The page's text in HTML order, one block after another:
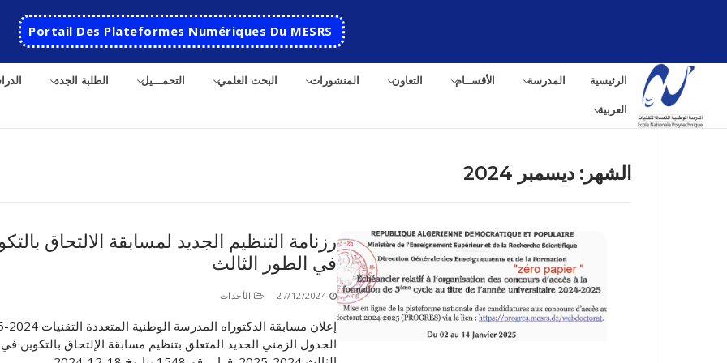
Portail Des Plateformes Numériques Du MESRS
الرئيسية المدرسة الأقســام التعاون المنشورات البحث العلمي التحمـــيل الطلبة الجدد
العربية
مقدمة عن المدرسة
تاريخ المدرسة
الأقســام
الشهر: ديسمبر 2024
رزنامة التنظيم الجديد لمسابقة الالتحاق
في الطور الثالث
27/12/2024 الأحداث
الجدول الزمني الجديد المتعلق بتنظيم مسابقة الإلتحاق بالتكوين